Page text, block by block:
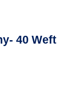
40 Weft